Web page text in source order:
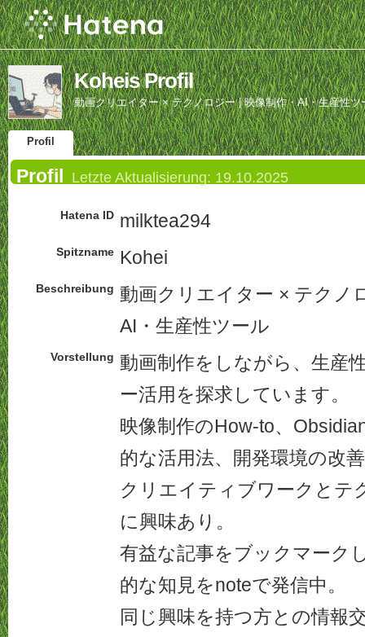
Koheis Profil
動画クリエイター × テクノロジー | 映像制作・AI・生産性ツ
Profil
Profil Letzte Aktualisierung: 19.10.2025
Hatena ID milktea294
Spitzname Kohei
Beschreibung 動画クリエイター × テクノ
AI・生産性ツール
Vorstellung 動画制作をしながら、生産
ー活用を探求しています。
映像制作のHow-to、
的な活用法、開発環境の改
クリエイティブワークとテ
に興味あり。
有益な記事をブックマーク
的な知見をnoteで発信中。
同じ興味を持つ方との情報